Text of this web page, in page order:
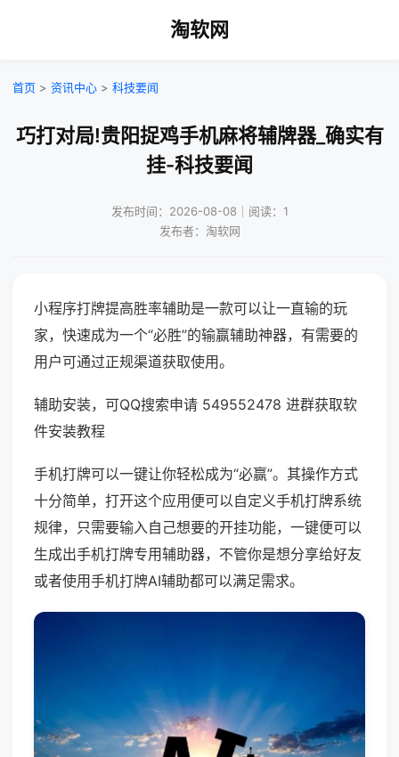
淘软网
首页 > 资讯中心 > 科技要闻
巧打对局!贵阳捉鸡手机麻将辅牌器_确实有
挂-科技要闻
发布时间：2026-08-08｜阅读：1
发布者：淘软网
小程序打牌提高胜率辅助是一款可以让一直输的玩
家，快速成为一个“必胜”的输赢辅助神器，有需要的
用户可通过正规渠道获取使用。
辅助安装，可QQ搜索申请 549552478 进群获取软
件安装教程
手机打牌可以一键让你轻松成为“必赢”。其操作方式
十分简单，打开这个应用便可以自定义手机打牌系统
规律，只需要输入自己想要的开挂功能，一键便可以
生成出手机打牌专用辅助器，不管你是想分享给好友
或者使用手机打牌AI辅助都可以满足需求。